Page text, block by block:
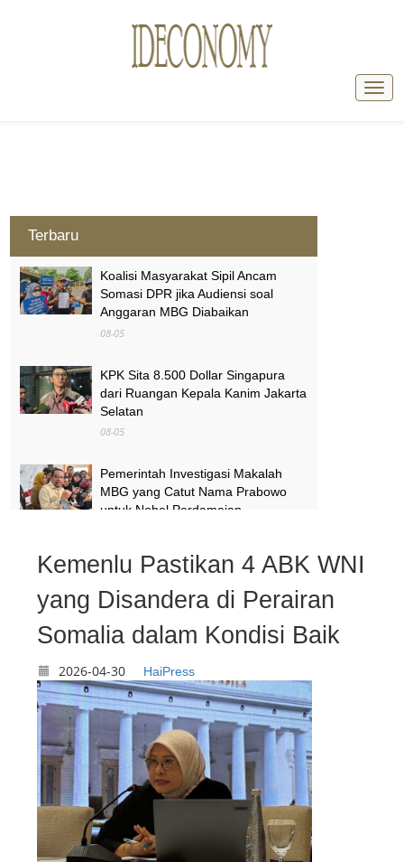
Terbaru
Koalisi Masyarakat Sipil Ancam
Somasi DPR jika Audiensi soal
Anggaran MBG Diabaikan
08-05
KPK Sita 8.500 Dollar Singapura
dari Ruangan Kepala Kanim Jakarta
Selatan
08-05
Pemerintah Investigasi Makalah
MBG yang Catut Nama Prabowo
untuk Nobel Perdamaian
Air Kali Bekasi dan Medan Satria
Menghitam, Warga Khawatir Bikin
Anak Sakit
08-05
Kemenlu Pastikan 4 ABK WNI
yang Disandera di Perairan
Somalia dalam Kondisi Baik
2026-04-30 HaiPress